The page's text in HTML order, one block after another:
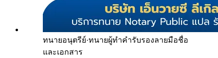
ทนายอนุตรีย์·ทนายผู้ทำคำรับรองลายมือชื่อ
และเอกสาร